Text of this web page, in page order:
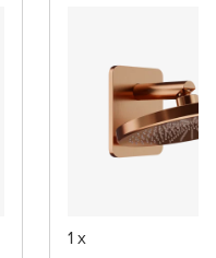
1 x